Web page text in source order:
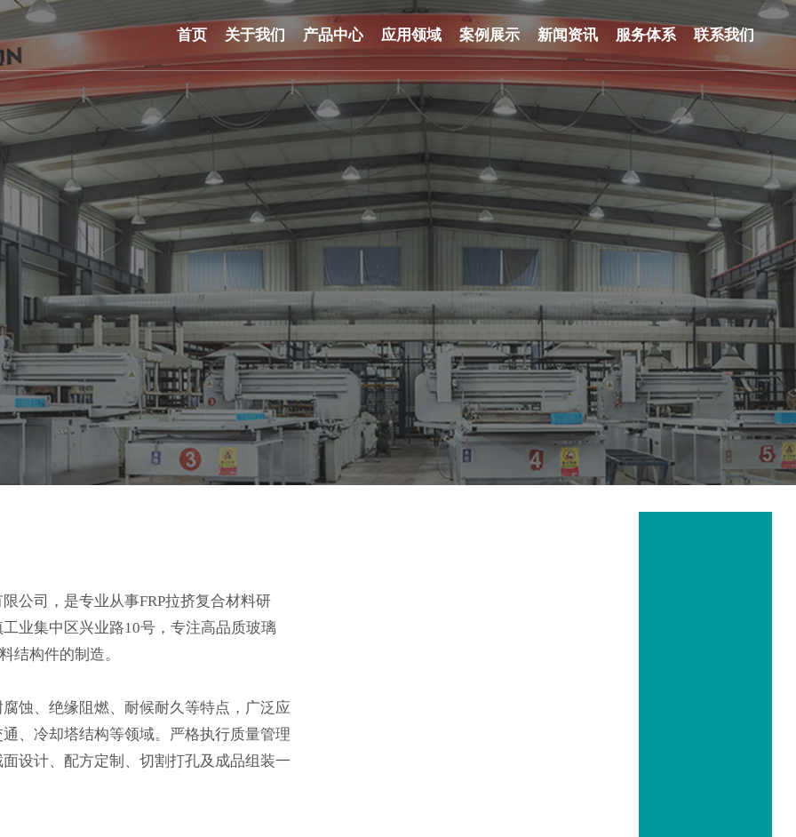
首页 关于我们 产品中心 应用领域 案例展示 新闻资讯 服务体系 联系我们
公司，是专业从事FRP拉挤复合材料研
业集中区兴业路10号，专注高品质玻璃
结构件的制造。
蚀、绝缘阻燃、耐候耐久等特点，广泛应
、冷却塔结构等领域。严格执行质量管理
设计、配方定制、切割打孔及成品组装一